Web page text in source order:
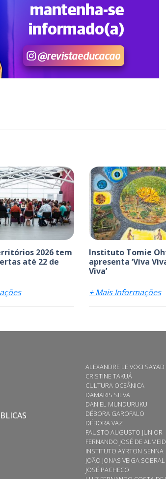
2026 tem
até 22 de
Instituto Tomie
apresenta ‘Viva
Viva’
+ Mais Informações
ALEXANDRE LE VOCI SAYAD
CRISTINE TAKUÁ
CULTURA OCEÂNICA
DAMARIS SILVA
DANIEL MUNDURUKU
DÉBORA GAROFALO
DÉBORA VAZ
FAUSTO AUGUSTO JUNIOR
FERNANDO JOSÉ DE
INSTITUTO AYRTON SENNA
JOÃO JONAS VEIGA SOBRAL
JOSÉ PACHECO